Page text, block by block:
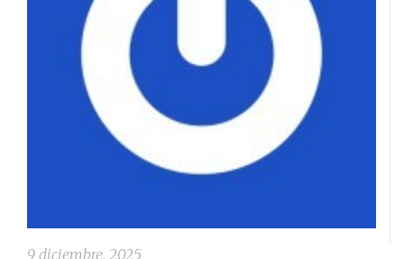
9 diciembre, 2025